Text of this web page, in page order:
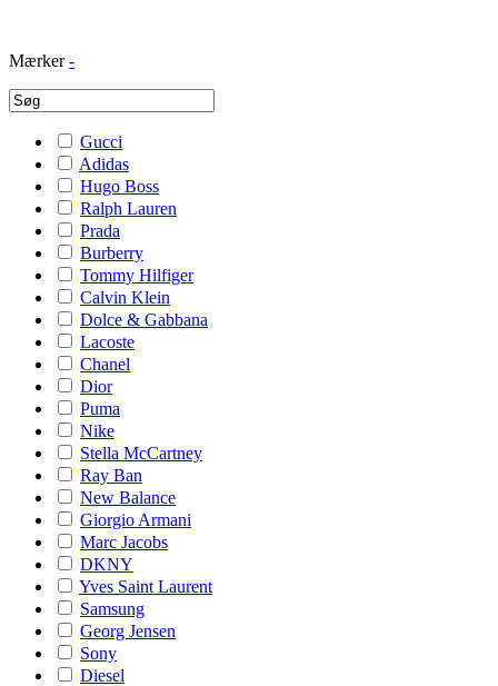
Mærker -
Gucci
Adidas
Hugo Boss
Ralph Lauren
Prada
Burberry
Tommy Hilfiger
Calvin Klein
Dolce & Gabbana
Lacoste
Chanel
Dior
Puma
Nike
Stella McCartney
Ray Ban
New Balance
Giorgio Armani
Marc Jacobs
DKNY
Yves Saint Laurent
Samsung
Georg Jensen
Sony
Diesel